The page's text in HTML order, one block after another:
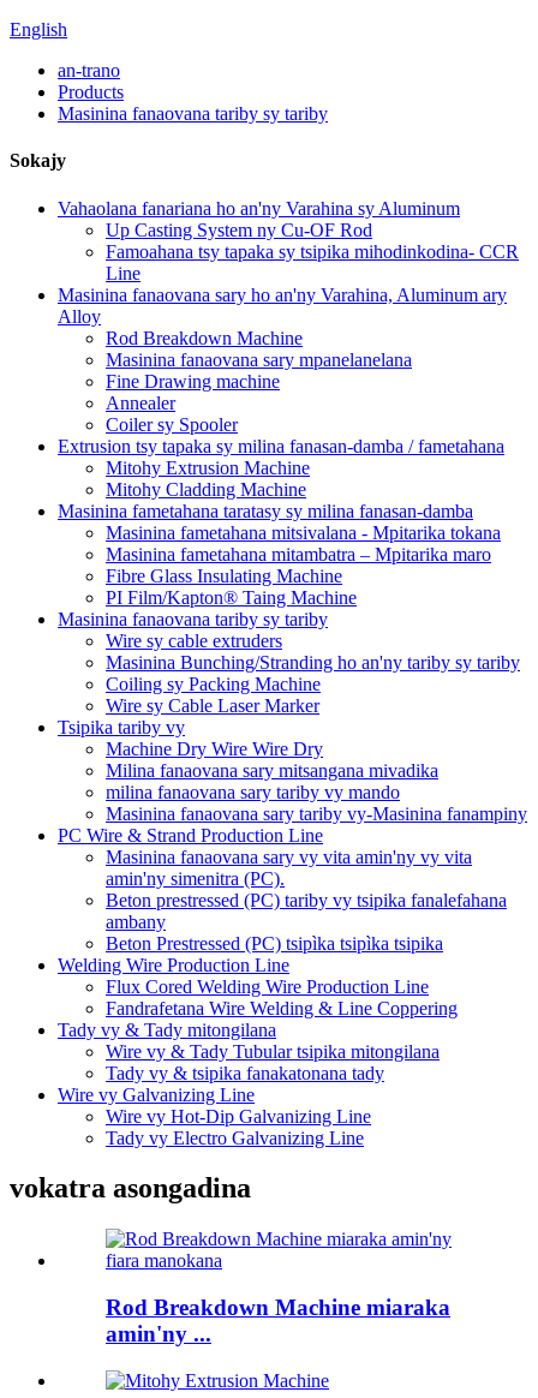
English
an-trano
Products
Masinina fanaovana tariby sy tariby
Sokajy
Vahaolana fanariana ho an'ny Varahina sy Aluminum
Up Casting System ny Cu-OF Rod
Famoahana tsy tapaka sy tsipika mihodinkodina- CCR
Line
Masinina fanaovana sary ho an'ny Varahina, Aluminum ary
Alloy
Rod Breakdown Machine
Masinina fanaovana sary mpanelanelana
Fine Drawing machine
Annealer
Coiler sy Spooler
Extrusion tsy tapaka sy milina fanasan-damba / fametahana
Mitohy Extrusion Machine
Mitohy Cladding Machine
Masinina fametahana taratasy sy milina fanasan-damba
Masinina fametahana mitsivalana - Mpitarika tokana
Masinina fametahana mitambatra – Mpitarika maro
Fibre Glass Insulating Machine
PI Film/Kapton® Taing Machine
Masinina fanaovana tariby sy tariby
Wire sy cable extruders
Masinina Bunching/Stranding ho an'ny tariby sy tariby
Coiling sy Packing Machine
Wire sy Cable Laser Marker
Tsipika tariby vy
Machine Dry Wire Wire Dry
Milina fanaovana sary mitsangana mivadika
milina fanaovana sary tariby vy mando
Masinina fanaovana sary tariby vy-Masinina fanampiny
PC Wire & Strand Production Line
Masinina fanaovana sary vy vita amin'ny vy vita
amin'ny simenitra (PC).
Beton prestressed (PC) tariby vy tsipika fanalefahana
ambany
Beton Prestressed (PC) tsipìka tsipìka tsipika
Welding Wire Production Line
Flux Cored Welding Wire Production Line
Fandrafetana Wire Welding & Line Coppering
Tady vy & Tady mitongilana
Wire vy & Tady Tubular tsipika mitongilana
Tady vy & tsipika fanakatonana tady
Wire vy Galvanizing Line
Wire vy Hot-Dip Galvanizing Line
Tady vy Electro Galvanizing Line
vokatra asongadina
Rod Breakdown Machine miaraka
amin'ny ...